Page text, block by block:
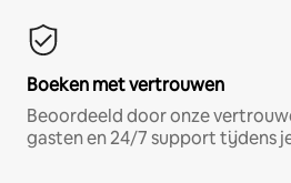
Boeken met vertrouwen
Beoordeeld door onze
gasten en 24/7 support tijdens